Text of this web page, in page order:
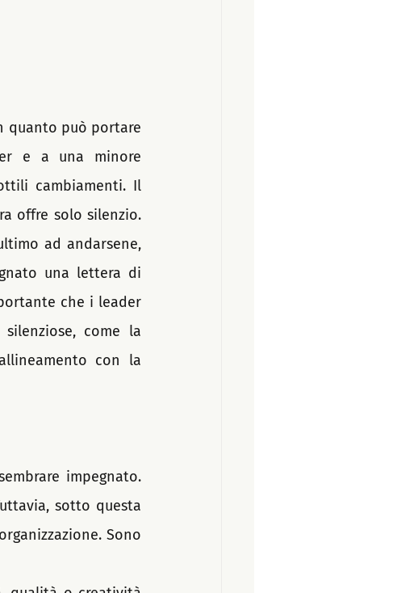
quanto può portare
e a una minore
cambiamenti. Il
offre solo silenzio.
ad andarsene,
una lettera di
che i leader
come la
con la
impegnato.
sotto questa
Sono